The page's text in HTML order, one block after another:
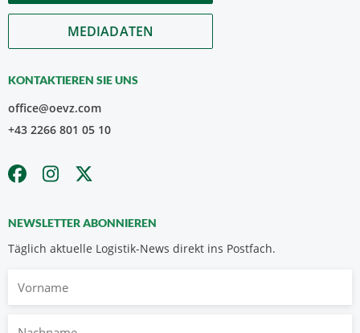
MEDIADATEN
KONTAKTIEREN SIE UNS
office@oevz.com
+43 2266 801 05 10
NEWSLETTER ABONNIEREN
Täglich aktuelle Logistik-News direkt ins Postfach.
Nachname